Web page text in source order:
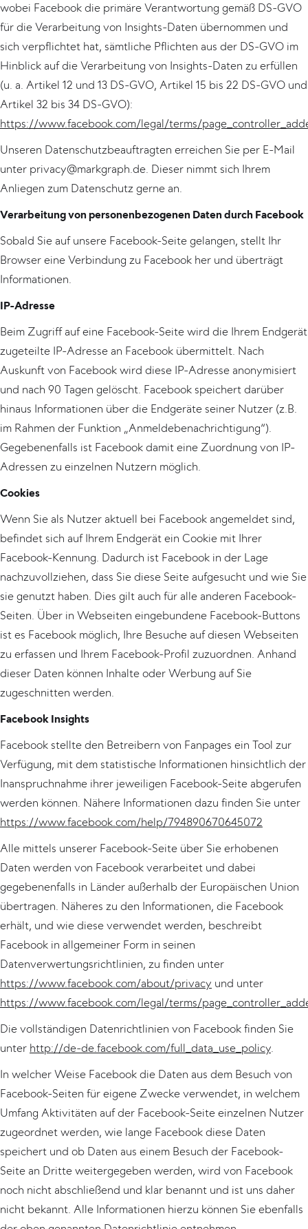
wobei Facebook die primäre Verantwortung gemäß DS-GVO
für die Verarbeitung von Insights-Daten übernommen und
sich verpflichtet hat, sämtliche Pflichten aus der DS-GVO im
Hinblick auf die Verarbeitung von Insights-Daten zu erfüllen
(u. a. Artikel 12 und 13 DS-GVO, Artikel 15 bis 22 DS-GVO und
Artikel 32 bis 34 DS-GVO):
https://www.facebook.com/legal/terms/
Unseren Datenschutzbeauftragten erreichen Sie per E-Mail
unter privacy@markgraph.de. Dieser nimmt sich Ihrem
Anliegen zum Datenschutz gerne an.
Verarbeitung von personenbezogenen Daten durch Facebook
Sobald Sie auf unsere Facebook-Seite gelangen, stellt Ihr
Browser eine Verbindung zu Facebook her und überträgt
Informationen.
IP-Adresse
Beim Zugriff auf eine Facebook-Seite wird die Ihrem Endgerät
zugeteilte IP-Adresse an Facebook übermittelt. Nach
Auskunft von Facebook wird diese IP-Adresse anonymisiert
und nach 90 Tagen gelöscht. Facebook speichert darüber
hinaus Informationen über die Endgeräte seiner Nutzer (z.B.
im Rahmen der Funktion „Anmeldebenachrichtigung“).
Gegebenenfalls ist Facebook damit eine Zuordnung von IP-
Adressen zu einzelnen Nutzern möglich.
Cookies
Wenn Sie als Nutzer aktuell bei Facebook angemeldet sind,
befindet sich auf Ihrem Endgerät ein Cookie mit Ihrer
Facebook-Kennung. Dadurch ist Facebook in der Lage
nachzuvollziehen, dass Sie diese Seite aufgesucht und wie Sie
sie genutzt haben. Dies gilt auch für alle anderen Facebook-
Seiten. Über in Webseiten eingebundene Facebook-Buttons
ist es Facebook möglich, Ihre Besuche auf diesen Webseiten
zu erfassen und Ihrem Facebook-Profil zuzuordnen. Anhand
dieser Daten können Inhalte oder Werbung auf Sie
zugeschnitten werden.
Facebook Insights
Facebook stellte den Betreibern von Fanpages ein Tool zur
Verfügung, mit dem statistische Informationen hinsichtlich der
Inanspruchnahme ihrer jeweiligen Facebook-Seite abgerufen
werden können. Nähere Informationen dazu finden Sie unter
https://www.facebook.com/help/794890670645072
Alle mittels unserer Facebook-Seite über Sie erhobenen
Daten werden von Facebook verarbeitet und dabei
gegebenenfalls in Länder außerhalb der Europäischen Union
übertragen. Näheres zu den Informationen, die Facebook
erhält, und wie diese verwendet werden, beschreibt
Facebook in allgemeiner Form in seinen
Datenverwertungsrichtlinien, zu finden unter
https://www.facebook.com/about/privacy und unter
https://www.facebook.com/legal/terms/
Die vollständigen Datenrichtlinien von Facebook finden Sie
unter http://de-de.facebook.com/full_data_use_policy.
In welcher Weise Facebook die Daten aus dem Besuch von
Facebook-Seiten für eigene Zwecke verwendet, in welchem
Umfang Aktivitäten auf der Facebook-Seite einzelnen Nutzer
zugeordnet werden, wie lange Facebook diese Daten
speichert und ob Daten aus einem Besuch der Facebook-
Seite an Dritte weitergegeben werden, wird von Facebook
noch nicht abschließend und klar benannt und ist uns daher
nicht bekannt. Alle Informationen hierzu können Sie ebenfalls